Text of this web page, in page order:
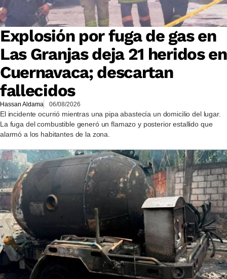
Explosión por fuga de gas en
Las Granjas deja 21 heridos en
Cuernavaca; descartan
fallecidos
Hassan Aldama 06/08/2026
El incidente ocurrió mientras una pipa abastecía un domicilio del lugar.
La fuga del combustible generó un flamazo y posterior estallido que
alarmó a los habitantes de la zona.